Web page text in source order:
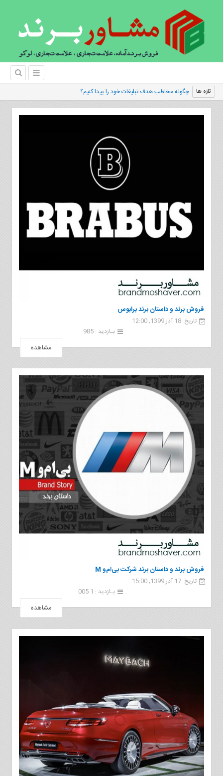
تازه ها چگونه مخاطب هدف تبلیغات خود را پیدا کنیم؟
فروش برند و داستان برند برابوس
تاریخ :18 آذر 1399, 12:00
بـازدید : 985
مشاهده
فروش برند و داستان برند شرکت بی‌ام‌و M
تاریخ :17 آذر 1399, 15:00
بـازدید : 1 005
مشاهده